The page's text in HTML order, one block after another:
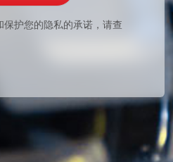
护您的隐私的承诺，请查